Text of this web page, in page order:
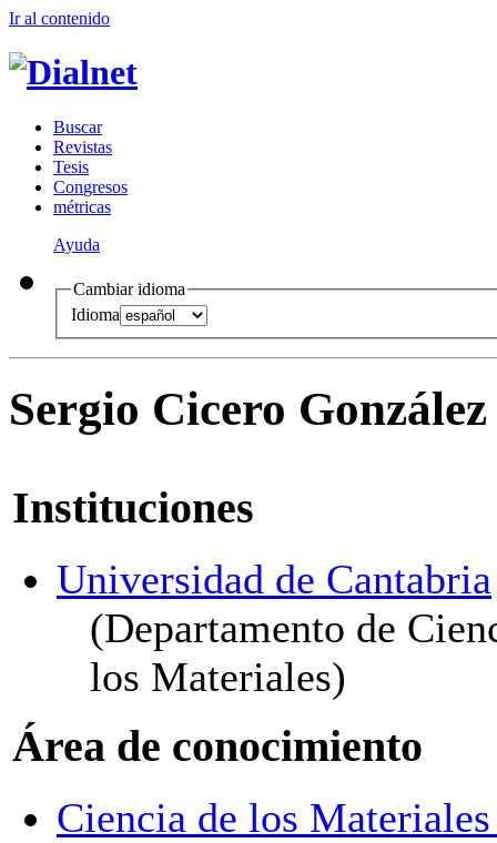
Ir al contenido
Buscar
Revistas
Tesis
Congresos
métricas
Ayuda
Cambiar idioma
Idioma
Sergio Cicero González
Instituciones
Universidad de Cantabria
(Departamento de
los Materiales)
Área de conocimiento
Ciencia de los